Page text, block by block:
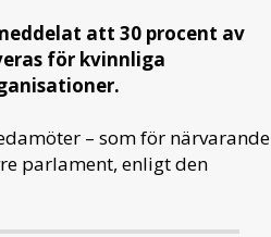
att 30 procent av
för kvinnliga
– som för närvarande
parlament, enligt den